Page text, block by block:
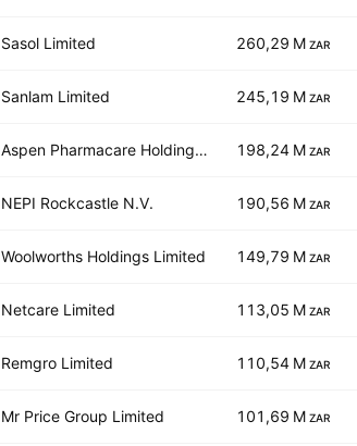
Sasol Limited 260,29 M ZAR
Sanlam Limited 245,19 M ZAR
Aspen Pharmacare Holdings Limited 198,24 M ZAR
NEPI Rockcastle N.V. 190,56 M ZAR
Woolworths Holdings Limited 149,79 M ZAR
Netcare Limited 113,05 M ZAR
Remgro Limited 110,54 M ZAR
Mr Price Group Limited 101,69 M ZAR